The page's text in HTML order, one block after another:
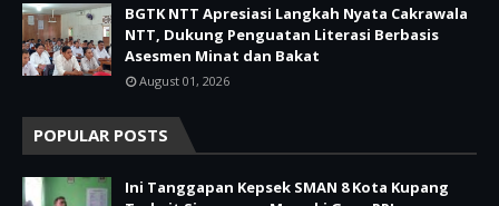
BGTK NTT Apresiasi Langkah Nyata Cakrawala
NTT, Dukung Penguatan Literasi Berbasis
Asesmen Minat dan Bakat
August 01, 2026
POPULAR POSTS
Ini Tanggapan Kepsek SMAN 8 Kota Kupang